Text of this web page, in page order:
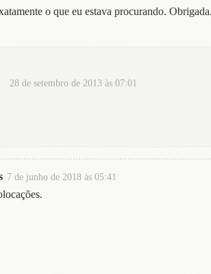
o que eu estava procurando. Obrigada.
28 de setembro de 2013 às 07:01
7 de junho de 2018 às 05:41